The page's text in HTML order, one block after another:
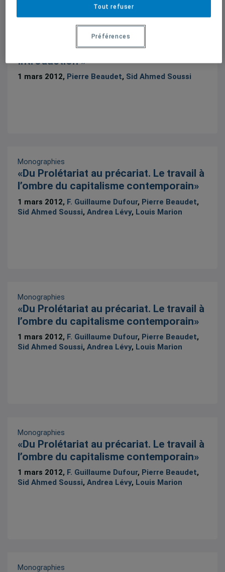
« Du prolétariat au précariat.
Introduction »
1 mars 2012, Pierre Beaudet, Sid Ahmed Soussi
Monographies
«Du Prolétariat au précariat. Le travail à
l’ombre du capitalisme contemporain»
1 mars 2012, F. Guillaume Dufour, Pierre Beaudet,
Sid Ahmed Soussi,Andrea Lévy, Louis Marion
Monographies
«Du Prolétariat au précariat. Le travail à
l’ombre du capitalisme contemporain»
1 mars 2012, F. Guillaume Dufour, Pierre Beaudet,
Sid Ahmed Soussi,Andrea Lévy, Louis Marion
Monographies
«Du Prolétariat au précariat. Le travail à
l’ombre du capitalisme contemporain»
1 mars 2012, F. Guillaume Dufour, Pierre Beaudet,
Sid Ahmed Soussi,Andrea Lévy, Louis Marion
Monographies
Tout refuser
Préférences